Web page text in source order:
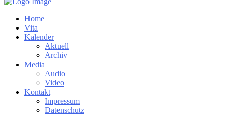
Home
Vita
Kalender
Aktuell
Archiv
Media
Audio
Video
Kontakt
Impressum
Datenschutz